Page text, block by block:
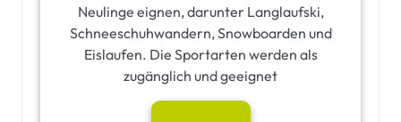
Neulinge eignen, darunter Langlaufski,
Schneeschuhwandern, Snowboarden und
Eislaufen. Die Sportarten werden als
zugänglich und geeignet